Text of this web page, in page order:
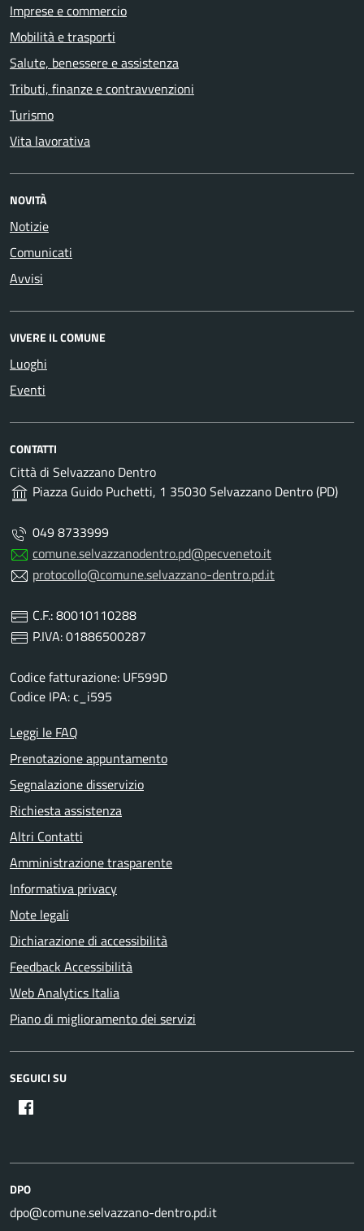
Imprese e commercio
Mobilità e trasporti
Salute, benessere e assistenza
Tributi, finanze e contravvenzioni
Turismo
Vita lavorativa
NOVITÀ
Notizie
Comunicati
Avvisi
VIVERE IL COMUNE
Luoghi
Eventi
CONTATTI
Città di Selvazzano Dentro
Piazza Guido Puchetti, 1 35030 Selvazzano Dentro (PD)
049 8733999
comune.selvazzanodentro.pd@pecveneto.it
protocollo@comune.selvazzano-dentro.pd.it
C.F.: 80010110288
P.IVA: 01886500287
Codice fatturazione: UF599D
Codice IPA: c_i595
Leggi le FAQ
Prenotazione appuntamento
Segnalazione disservizio
Richiesta assistenza
Altri Contatti
Amministrazione trasparente
Informativa privacy
Note legali
Dichiarazione di accessibilità
Feedback Accessibilità
Web Analytics Italia
Piano di miglioramento dei servizi
SEGUICI SU
DPO
dpo@comune.selvazzano-dentro.pd.it